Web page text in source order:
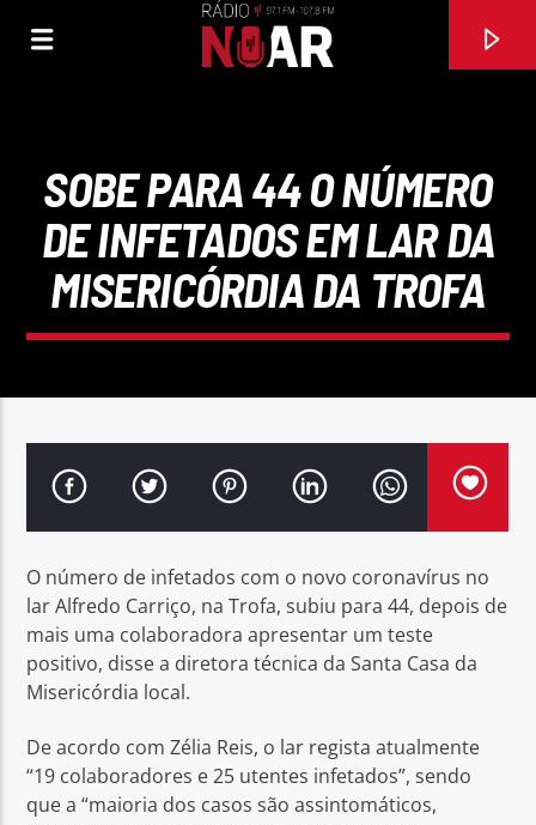
97.1FM E 107.8 FM
Rádio No ar
SOBE PARA 44 O NÚMERO
DE INFETADOS EM LAR DA
MISERICÓRDIA DA TROFA
O número de infetados com o novo coronavírus no
lar Alfredo Carriço, na Trofa, subiu para 44, depois de
mais uma colaboradora apresentar um teste
positivo, disse a diretora técnica da Santa Casa da
Misericórdia local.
De acordo com Zélia Reis, o lar regista atualmente
“19 colaboradores e 25 utentes infetados”, sendo
que a “maioria dos casos são assintomáticos,